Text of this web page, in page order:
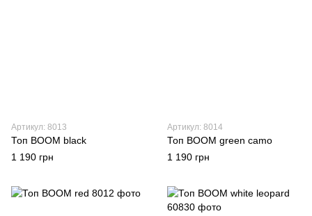
Артикул: 8013
Топ BOOM black
1 190 грн
Артикул: 8014
Топ BOOM green camo
1 190 грн